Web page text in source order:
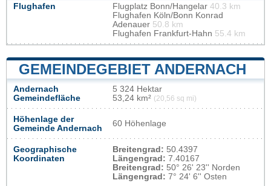
Flughafen Flugplatz Bonn/Hangelar 40.3 km
Flughafen Köln/Bonn Konrad
Adenauer 50.8 km
Flughafen Frankfurt-Hahn 55.4 km
GEMEINDEGEBIET ANDERNACH
Andernach
Gemeindefläche
5 324 Hektar
53,24 km² (20,56 sq mi)
Höhenlage der
Gemeinde Andernach
60 Höhenlage
Geographische
Koordinaten
Breitengrad: 50.4397
Längengrad: 7.40167
Breitengrad: 50° 26' 23'' Norden
Längengrad: 7° 24' 6'' Osten